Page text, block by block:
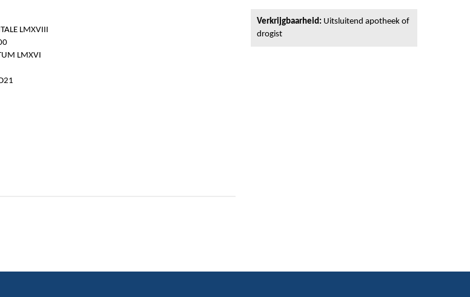
LMXVIII
LMXVI
Verkrijgbaarheid: Uitsluitend apotheek of
drogist